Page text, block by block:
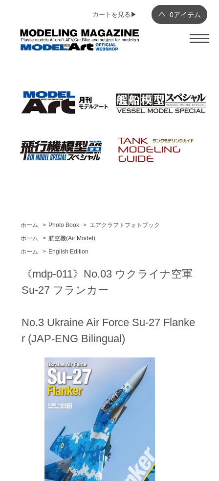
0アイテム
カートを見る▶︎
ホーム > Photo Book > エアクラフトフォトブック
ホーム
> 航空機(Air Model)
ホーム
> English Edition
《mdp-011》No.03 ウクライナ空軍
Su-27 フランカー
No.3 Ukraine Air Force Su-27 Flanke
r (JAP-ENG Bilingual)